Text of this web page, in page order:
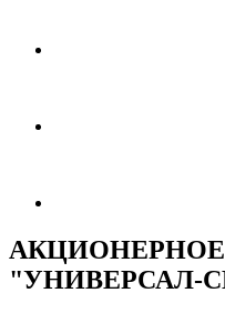
"УНИВЕРСАЛ-